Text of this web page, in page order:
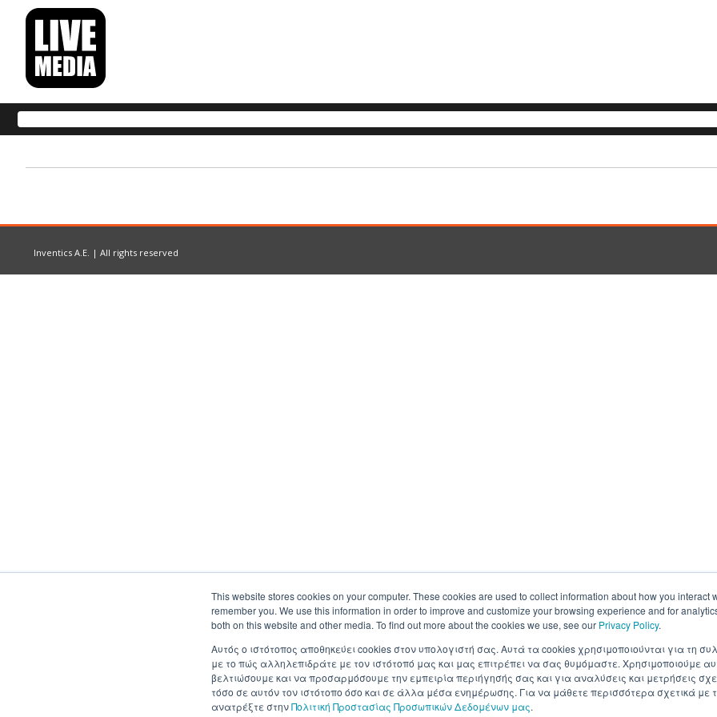
This website stores cookies on your computer. These cookies are used to collect information about how you interact
remember you. We use this information in order to improve and customize your browsing experience and for
both on this website and other media. To find out more about the cookies we use, see our Privacy Policy.
Αυτός ο ιστότοπος αποθηκεύει cookies στον υπολογιστή σας. Αυτά τα cookies χρησιμοποιούνται για τη
με το πώς αλληλεπιδράτε με τον ιστότοπό μας και μας επιτρέπει να σας θυμόμαστε. Χρησιμοποιούμε
βελτιώσουμε και να προσαρμόσουμε την εμπειρία περιήγησής σας και για αναλύσεις και μετρήσεις
τόσο σε αυτόν τον ιστότοπο όσο και σε άλλα μέσα ενημέρωσης. Για να μάθετε περισσότερα σχετικά με
ανατρέξτε στηνΠολιτική Προστασίας Προσωπικών Δεδομένων μας.
Inventics A.E. | All rights reserved